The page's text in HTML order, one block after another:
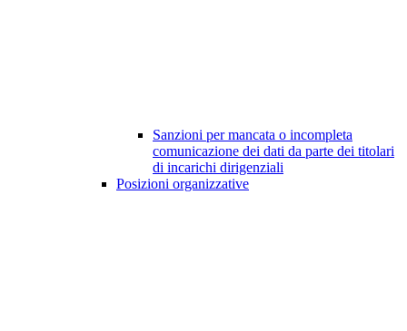
Sanzioni per mancata o incompleta
comunicazione dei dati da parte dei titolari
di incarichi dirigenziali
Posizioni organizzative